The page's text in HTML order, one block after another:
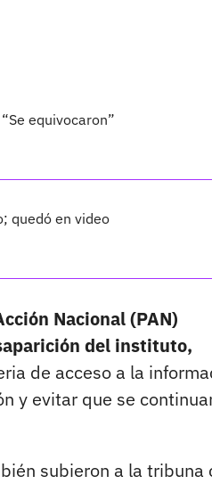
equivocaron”
quedó en video
Nacional (PAN)
del instituto,
de acceso a la
y evitar que se
subieron a la tribuna